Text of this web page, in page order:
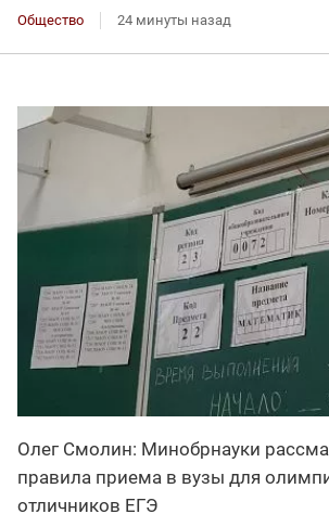
Общество 24 минуты назад
Олег Смолин: Минобрнауки
правила приема в вузы для
отличников ЕГЭ